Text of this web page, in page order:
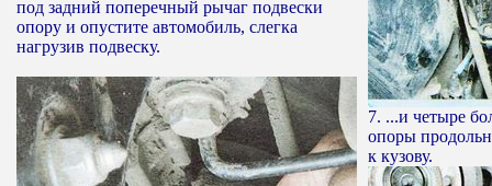
под задний поперечный рычаг подвески
опору и опустите автомобиль, слегка
нагрузив подвеску.
7. ...и четыре
опоры
к кузову.